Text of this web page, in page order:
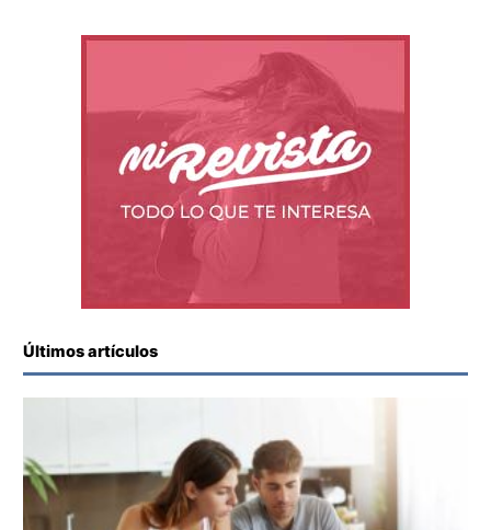
Últimos artículos